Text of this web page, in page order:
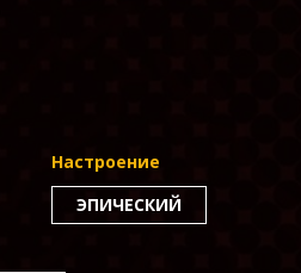
Настроение
ЭПИЧЕСКИЙ